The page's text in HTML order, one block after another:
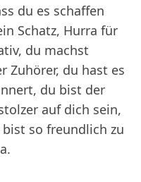
du es schaffen
Schatz, Hurra für
du machst
Zuhörer, du hast es
du bist der
auf dich sein,
so freundlich zu